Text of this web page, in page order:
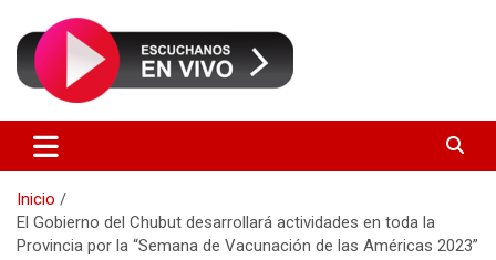
FM Patagonia Madryn
Inicio
El Gobierno del Chubut desarrollará actividades en toda la
Provincia por la “Semana de Vacunación de las Américas 2023”